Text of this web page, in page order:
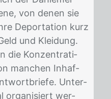
von de­nen sie
De­por­ta­ti­on kurz
und Klei­dung.
die Kon­zen­tra­ti­
man­chen In­haf­
Un­ter­
or­ga­ni­siert wer­